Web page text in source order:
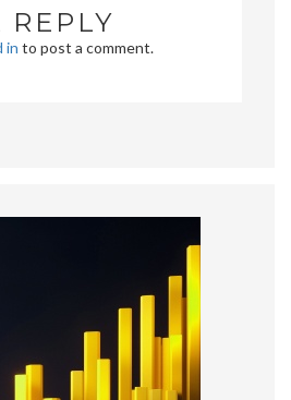
REPLY
in to post a comment.